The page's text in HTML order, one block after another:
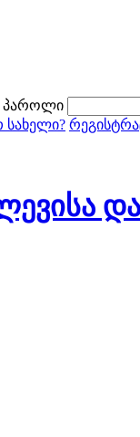
პაროლი
სახელი?